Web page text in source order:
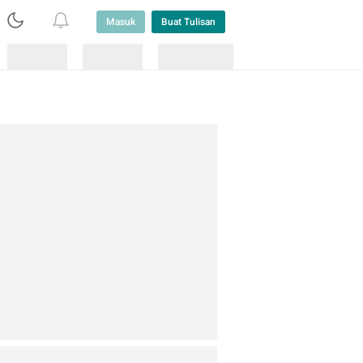
Masuk Buat Tulisan